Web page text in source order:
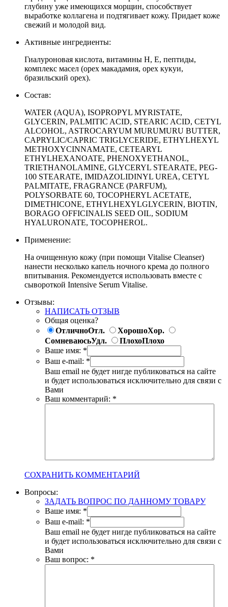
глубину уже имеющихся морщин, способствует
выработке коллагена и подтягивает кожу. Придает коже
свежий и молодой вид.
Активные ингредиенты:
Гиалуроновая кислота, витамины H, E, пептиды,
комплекс масел (орех макадамия, орех кукуи,
бразильский орех).
Состав:
WATER (AQUA), ISOPROPYL MYRISTATE,
GLYCERIN, PALMITIC ACID, STEARIC ACID, CETYL
ALCOHOL, ASTROCARYUM MURUMURU BUTTER,
CAPRYLIC/CAPRIC TRIGLYCERIDE, ETHYLHEXYL
METHOXYCINNAMATE, CETEARYL
ETHYLHEXANOATE, PHENOXYETHANOL,
TRIETHANOLAMINE, GLYCERYL STEARATE, PEG-
100 STEARATE, IMIDAZOLIDINYL UREA, CETYL
PALMITATE, FRAGRANCE (PARFUM),
POLYSORBATE 60, TOCOPHERYL ACETATE,
DIMETHICONE, ETHYLHEXYLGLYCERIN, BIOTIN,
BORAGO OFFICINALIS SEED OIL, SODIUM
HYALURONATE, TOCOPHEROL.
Применение:
На очищенную кожу (при помощи Vitalise Cleanser)
нанести несколько капель ночного крема до полного
впитывания. Рекомендуется использовать вместе с
сывороткой Intensive Serum Vitalise.
Отзывы:
НАПИСАТЬ ОТЗЫВ
Общая оценка?
ОтличноОтл. ХорошоХор.
СомневаюсьУдл. ПлохоПлохо
Ваше имя: *
Ваш e-mail: *
Ваш email не будет нигде публиковаться на сайте
и будет использоваться исключительно для связи с
Вами
Ваш комментарий: *
СОХРАНИТЬ КОММЕНТАРИЙ
Вопросы:
ЗАДАТЬ ВОПРОС ПО ДАННОМУ ТОВАРУ
Ваше имя: *
Ваш e-mail: *
Ваш email не будет нигде публиковаться на сайте
и будет использоваться исключительно для связи с
Вами
Ваш вопрос: *